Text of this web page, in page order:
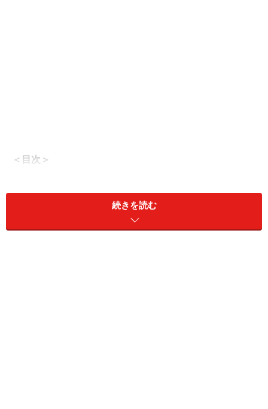
＜目次＞
事前準備（2）会場の予約と参加者への案内をする
歓迎会当日に気を付けたいこと
続きを読む